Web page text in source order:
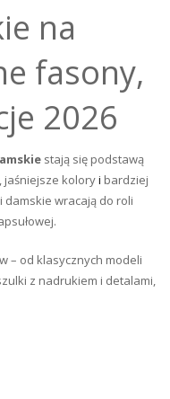
na
fasony,
2026
stają się podstawą
jaśniejsze koloryi bardziej
wracają do roli
– od klasycznych modeli
z nadrukiem i detalami,